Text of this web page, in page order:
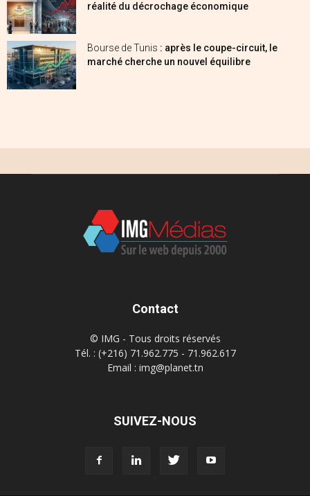
réalité du décrochage économique
Bourse de Tunis : après le coupe-circuit, le
marché cherche un nouvel équilibre
Contact
© IMG - Tous droits réservés
Tél. : (+216) 71.962.775 - 71.962.617
Email : img@planet.tn
SUIVEZ-NOUS